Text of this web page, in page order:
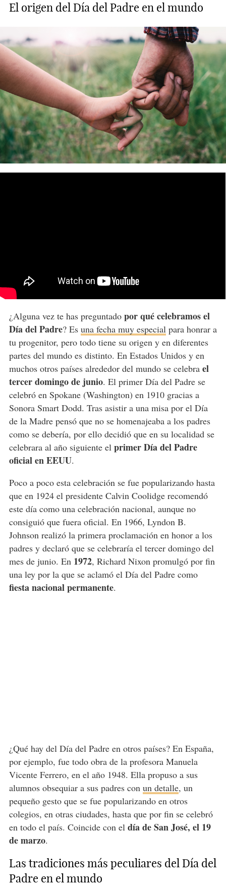
El origen del Día del Padre en el mundo
¿Alguna vez te has preguntado por qué celebramos el
Día del Padre? Es una fecha muy especialpara honrar a
tu progenitor, pero todo tiene su origen y en diferentes
partes del mundo es distinto. En Estados Unidos y en
muchos otros países alrededor del mundo se celebra el
tercer domingo de junio. El primer Día del Padre se
celebró en Spokane (Washington) en 1910 gracias a
Sonora Smart Dodd. Tras asistir a una misa por el Día
de la Madre pensó que no se homenajeaba a los padres
como se debería, por ello decidió que en su localidad se
celebrara al año siguiente el primer Día del Padre
oficial en EEUU.
Poco a poco esta celebración se fue popularizando hasta
que en 1924 el presidente Calvin Coolidge recomendó
este día como una celebración nacional, aunque no
consiguió que fuera oficial. En 1966, Lyndon B.
Johnson realizó la primera proclamación en honor a los
padres y declaró que se celebraría el tercer domingo del
mes de junio. En 1972, Richard Nixon promulgó por fin
una ley por la que se aclamó el Día del Padre como
fiesta nacional permanente.
¿Qué hay del Día del Padre en otros países? En España,
por ejemplo, fue todo obra de la profesora Manuela
Vicente Ferrero, en el año 1948. Ella propuso a sus
alumnos obsequiar a sus padres con un detalle, un
pequeño gesto que se fue popularizando en otros
colegios, en otras ciudades, hasta que por fin se celebró
en todo el país. Coincide con eldía de San José, el 19
de marzo.
Las tradiciones más peculiares del Día del
Padre en el mundo